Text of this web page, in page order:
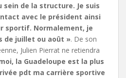
sein de la structure. Je suis
avec le président ainsi
sportif. Normalement, je
de juillet ou août ». De son
Julien Pierrat ne retiendra
la Guadeloupe est la plus
pdt ma carrière sportive